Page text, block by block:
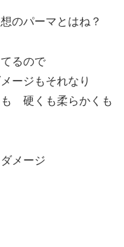
のパーマとはね？
るので
ージもそれなり
硬くも柔らかくも
メージ